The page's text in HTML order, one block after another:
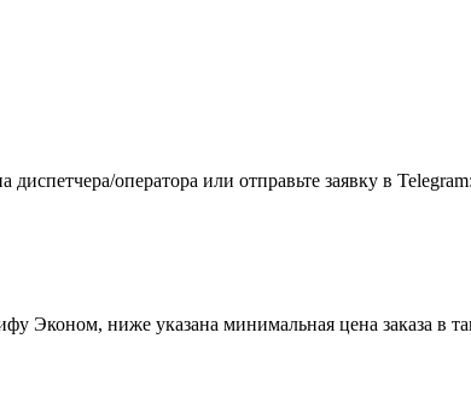
оператора или отправьте заявку в Telegram:
Эконом, ниже указана минимальная цена заказа в